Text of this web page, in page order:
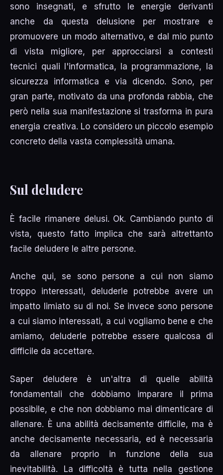
sono insegnati, e sfrutto le energie derivanti
anche da questa delusione per mostrare e
promuovere un modo alternativo, e dal mio punto
di vista migliore, per approcciarsi a contesti
tecnici quali l'informatica, la programmazione, la
sicurezza informatica e via dicendo. Sono, per
gran parte, motivato da una profonda rabbia, che
però nella sua manifestazione si trasforma in pura
energia creativa. Lo considero un piccolo esempio
concreto della vasta complessità umana.
Sul deludere
È facile rimanere delusi. Ok. Cambiando punto di
vista, questo fatto implica che sarà altrettanto
facile deludere le altre persone.
Anche qui, se sono persone a cui non siamo
troppo interessati, deluderle potrebbe avere un
impatto limiato su di noi. Se invece sono persone
a cui siamo interessati, a cui vogliamo bene e che
amiamo, deluderle potrebbe essere qualcosa di
difficile da accettare.
Saper deludere è un'altra di quelle abilità
fondamentali che dobbiamo imparare il prima
possibile, e che non dobbiamo mai dimenticare di
allenare. È una abilità decisamente difficile, ma è
anche decisamente necessaria, ed è necessaria
da allenare proprio in funzione della sua
inevitabilità. La difficoltà è tutta nella gestione